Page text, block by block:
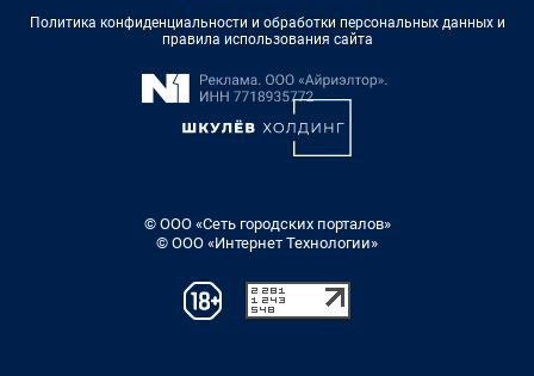
Политика конфиденциальности и обработки персональных данных и
правила использования сайта
© ООО «Сеть городских порталов»
© ООО «Интернет Технологии»